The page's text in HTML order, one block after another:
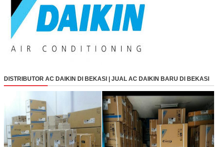
DISTRIBUTOR AC DAIKIN DI BEKASI | JUAL AC DAIKIN BARU DI BEKASI